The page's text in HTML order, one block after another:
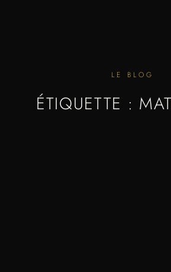
LE BLOG
ÉTIQUETTE :